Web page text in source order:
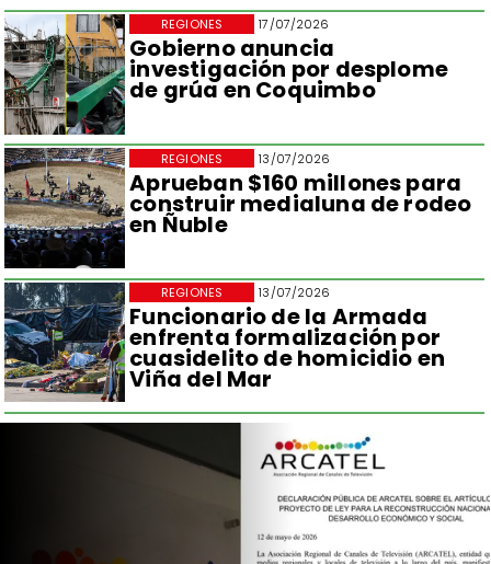
17/07/2026
Gobierno anuncia
investigación por desplome
de grúa en Coquimbo
REGIONES
13/07/2026
Aprueban $160 millones para
construir medialuna de rodeo
en Ñuble
REGIONES
13/07/2026
Funcionario de la Armada
enfrenta formalización por
cuasidelito de homicidio en
Viña del Mar
REGIONES